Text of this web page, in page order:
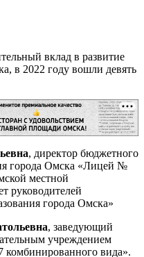
вклад в развитие
в 2022 году вошли девять
, директор бюджетного
города Омска «Лицей №
местной
руководителей
города Омска»
, заведующий
учреждением
вида».